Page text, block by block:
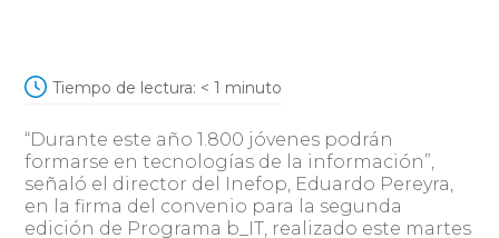
Tiempo de lectura: < 1 minuto
“Durante este año 1.800 jóvenes podrán
formarse en tecnologías de la información”,
señaló el director del Inefop, Eduardo Pereyra,
en la firma del convenio para la segunda
edición de Programa b_IT, realizado este martes